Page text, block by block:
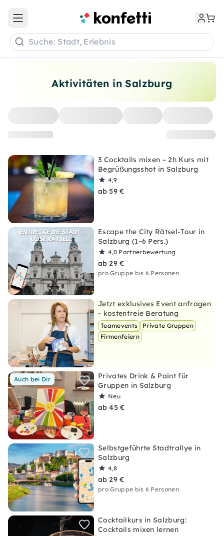
Aktivitäten in Salzburg
3 Cocktails mixen – 2h Kurs mit
Begrüßungsshot in Salzburg
4,9
ab 59 €
Escape the City Rätsel-Tour in
Salzburg (1–6 Pers.)
4,0 Partnerbewertung
ab 29 €
pro Gruppe bis 6 Personen
Jetzt exklusives Event anfragen
- kostenfreie Beratung
Teamevents
Private Gruppen
Firmenfeiern
Auch bei Dir
Privates Drink & Paint für
Gruppen in Salzburg
Neu
ab 45 €
Selbstgeführte Stadtrallye in
Salzburg
4,8
ab 29 €
pro Gruppe bis 6 Personen
Cocktailkurs in Salzburg:
Cocktails mixen lernen
Open main menu
Suche: Stadt, Erlebnis